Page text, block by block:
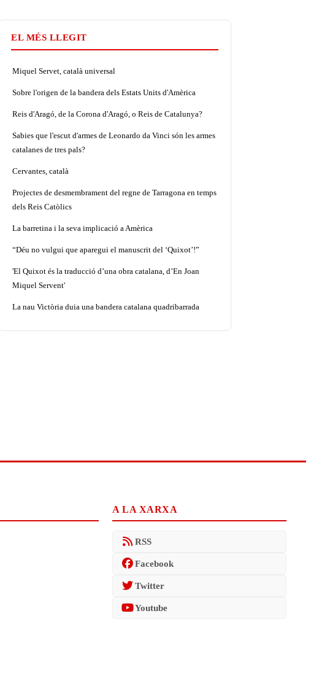
EL MÉS LLEGIT
Miquel Servet, català universal
Sobre l'origen de la bandera dels Estats Units d'Amèrica
Reis d'Aragó, de la Corona d'Aragó, o Reis de Catalunya?
Sabies que l'escut d'armes de Leonardo da Vinci són les armes
catalanes de tres pals?
Cervantes, català
Projectes de desmembrament del regne de Tarragona en temps
dels Reis Catòlics
La barretina i la seva implicació a Amèrica
“Déu no vulgui que aparegui el manuscrit del ‘Quixot’!”
'El Quixot és la traducció d’una obra catalana, d’En Joan
Miquel Servent'
La nau Victòria duia una bandera catalana quadribarrada
A LA XARXA
RSS
Facebook
Twitter
Youtube